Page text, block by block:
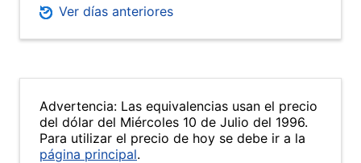
Ver días anteriores
Advertencia: Las equivalencias usan el precio
del dólar del Miércoles 10 de Julio del 1996.
Para utilizar el precio de hoy se debe ir a la
página principal.